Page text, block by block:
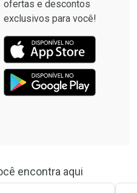
ofertas e descontos
exclusivos para você!
encontra aqui